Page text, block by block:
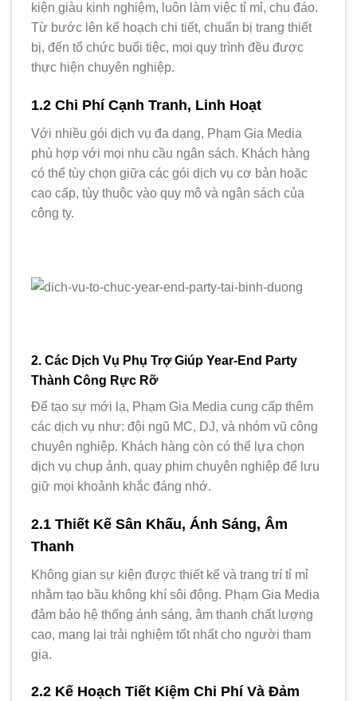
kiện giàu kinh nghiệm, luôn làm việc tỉ mỉ, chu đáo.
Từ bước lên kế hoạch chi tiết, chuẩn bị trang thiết
bị, đến tổ chức buổi tiệc, mọi quy trình đều được
thực hiện chuyên nghiệp.
1.2 Chi Phí Cạnh Tranh, Linh Hoạt
Với nhiều gói dịch vụ đa dạng, Phạm Gia Media
phù hợp với mọi nhu cầu ngân sách. Khách hàng
có thể tùy chọn giữa các gói dịch vụ cơ bản hoặc
cao cấp, tùy thuộc vào quy mô và ngân sách của
công ty.
2. Các Dịch Vụ Phụ Trợ Giúp Year-End Party
Thành Công Rực Rỡ
Để tạo sự mới lạ, Phạm Gia Media cung cấp thêm
các dịch vụ như: đội ngũ MC, DJ, và nhóm vũ công
chuyên nghiệp. Khách hàng còn có thể lựa chọn
dịch vụ chụp ảnh, quay phim chuyên nghiệp để lưu
giữ mọi khoảnh khắc đáng nhớ.
2.1 Thiết Kế Sân Khấu, Ánh Sáng, Âm
Thanh
Không gian sự kiện được thiết kế và trang trí tỉ mỉ
nhằm tạo bầu không khí sôi động. Phạm Gia Media
đảm bảo hệ thống ánh sáng, âm thanh chất lượng
cao, mang lại trải nghiệm tốt nhất cho người tham
gia.
2.2 Kế Hoạch Tiết Kiệm Chi Phí Và Đảm